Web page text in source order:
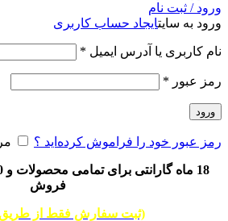
ورود / ثبت نام
ورود به سایتایجاد حساب کاربری
نام کاربری یا آدرس ایمیل *
رمز عبور *
ورود
رمز عبور خود را فراموش کرده‌اید ؟
فروش
(ثبت سفارش فقط از